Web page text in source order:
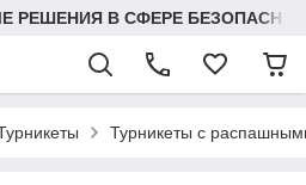
РЕШЕНИЯ В СФЕРЕ
Турникеты с